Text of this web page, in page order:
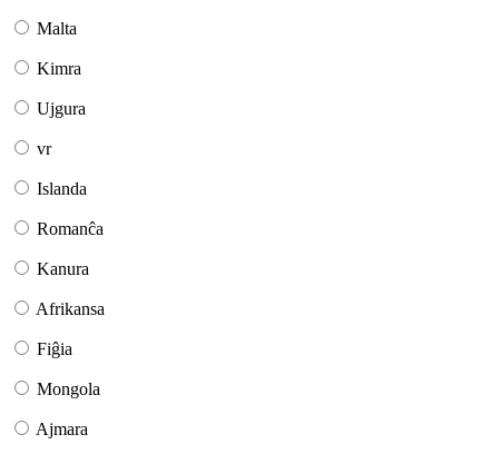
Malta
Kimra
Ujgura
vr
Islanda
Romanĉa
Kanura
Afrikansa
Fiĝia
Mongola
Ajmara